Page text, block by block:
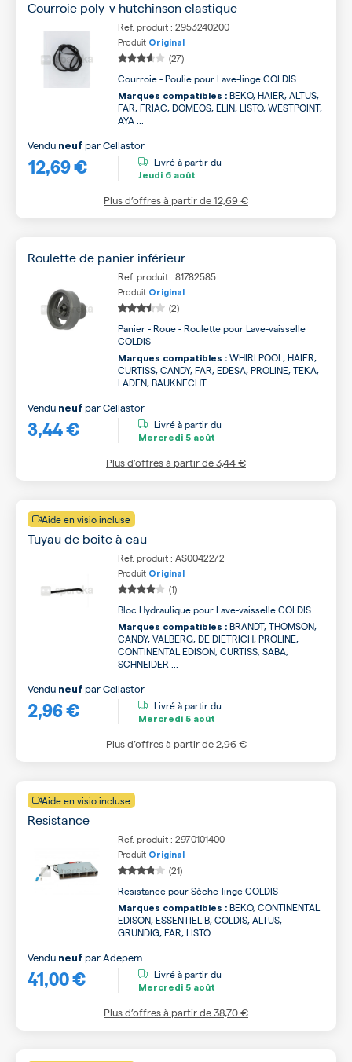
Courroie poly-v hutchinson elastique
Ref. produit : 2953240200
Produit Original
(27)
Courroie - Poulie pour Lave-linge COLDIS
Marques compatibles : BEKO, HAIER, ALTUS,
FAR, FRIAC, DOMEOS, ELIN, LISTO, WESTPOINT,
AYA ...
12,69 €
Vendu neuf parCellastor
Livré à partir du
Jeudi 6 août
Plus d’offres à partir de12,69 €
Roulette de panier inférieur
Ref. produit : 81782585
Produit Original
(2)
Panier - Roue - Roulette pour Lave-vaisselle
COLDIS
Marques compatibles : WHIRLPOOL, HAIER,
CURTISS, CANDY, FAR, EDESA, PROLINE, TEKA,
LADEN, BAUKNECHT ...
3,44 €
Vendu neuf parCellastor
Livré à partir du
Mercredi 5 août
Plus d’offres à partir de3,44 €
Aide en visio incluse
Tuyau de boite à eau
Ref. produit : AS0042272
Produit Original
(1)
Bloc Hydraulique pour Lave-vaisselle COLDIS
Marques compatibles : BRANDT, THOMSON,
CANDY, VALBERG, DE DIETRICH, PROLINE,
CONTINENTAL EDISON, CURTISS, SABA,
SCHNEIDER ...
2,96 €
Vendu neuf parCellastor
Livré à partir du
Mercredi 5 août
Plus d’offres à partir de2,96 €
Aide en visio incluse
Resistance
Ref. produit : 2970101400
Produit Original
(21)
Resistance pour Sèche-linge COLDIS
Marques compatibles : BEKO, CONTINENTAL
EDISON, ESSENTIEL B, COLDIS, ALTUS,
GRUNDIG, FAR, LISTO
41,00 €
Vendu neuf parAdepem
Livré à partir du
Mercredi 5 août
Plus d’offres à partir de38,70 €